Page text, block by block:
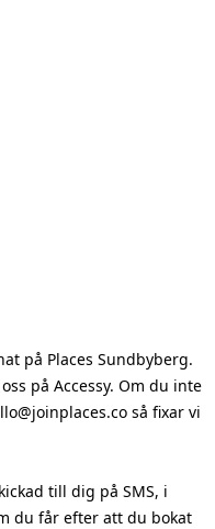
på Places Sundbyberg.
på Accessy. Om du inte
så fixar vi
till dig på SMS, i
du får efter att du bokat